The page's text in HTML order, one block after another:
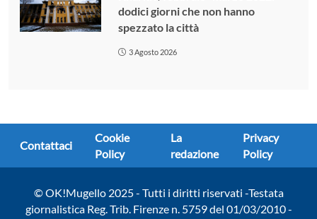
dodici giorni che non hanno
spezzato la città
3 Agosto 2026
Contattaci
Cookie
Policy
La
redazione
Privacy
Policy
© OK!Mugello 2025 - Tutti i diritti riservati -Testata
giornalistica Reg. Trib. Firenze n. 5759 del 01/03/2010 -